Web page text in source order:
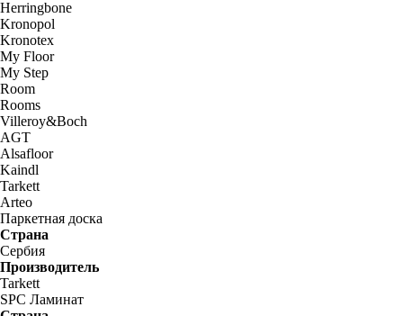
Herringbone
Kronopol
Kronotex
My Floor
My Step
Room
Rooms
Villeroy&Boch
AGT
Alsafloor
Kaindl
Tarkett
Arteo
Паркетная доска
Страна
Сербия
Производитель
Tarkett
SPC Ламинат